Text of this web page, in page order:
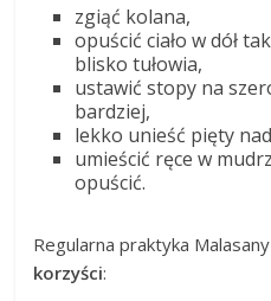
zgiąć kolana,
opuścić ciało w dół
blisko tułowia,
ustawić stopy na
bardziej,
lekko unieść pięty
umieścić ręce w
opuścić.
Regularna praktyka
korzyści: